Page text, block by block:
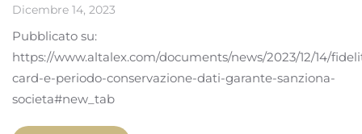
Dicembre 14, 2023
Pubblicato su:
https://www.altalex.com/documents/news/2023/12/14/
card-e-periodo-conservazione-dati-garante-sanziona-
societa#new_tab